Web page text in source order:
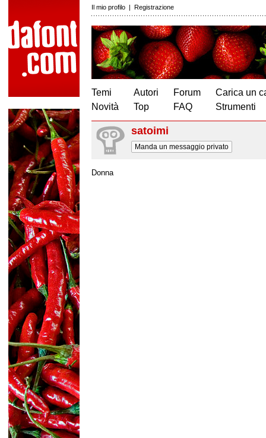
Il mio profilo | Registrazione
Temi
Novità
Autori
Top
Forum
FAQ
Carica un
Strumenti
satoimi
Manda un messaggio privato
Donna